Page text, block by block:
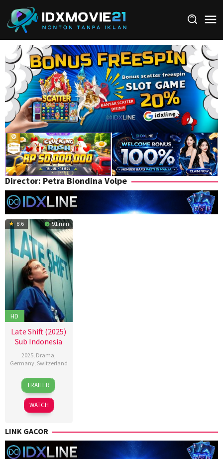
content
Director: Petra Biondina Volpe
8.6 91 min
HD
Late Shift (2025)
Sub Indonesia
2025, Drama,
Germany, Switzerland
27
Feb
2025
Petra
Biondina
Volpe
TRAILER
WATCH
LINK GACOR